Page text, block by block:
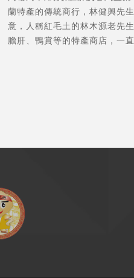
蘭特產的傳統商行，林健興先
意，人稱紅毛土的林木源老先
膽肝、鴨賞等的特產商店，一